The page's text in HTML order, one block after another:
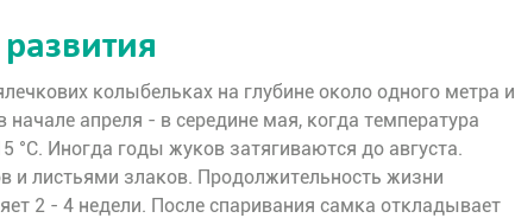
колыбельках на глубине около одного метра и
начале апреля - в середине мая, когда температура
°C. Иногда годы жуков затягиваются до августа.
и листьями злаков. Продолжительность жизни
2 - 4 недели. После спаривания самка откладывает